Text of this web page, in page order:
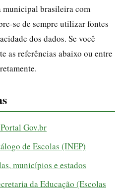
municipal brasileira com
se de sempre utilizar fontes
dos dados. Se você
as referências abaixo ou entre
Gov.br
de Escolas (INEP)
municípios e estados
da Educação (Escolas